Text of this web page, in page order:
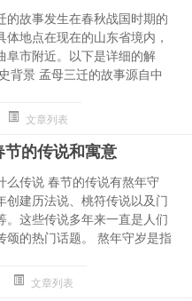
的故事发生在春秋战国时期的
体地点在现在的山东省境内，
阜市附近。以下是详细的解
背景 孟母三迁的故事源自中
文章列表
节的传说和寓意
么传说 春节的传说有熬年守
创建历法说、桃符传说以及门
。这些传说多年来一直是人们
颂的热门话题。 熬年守岁是指
文章列表